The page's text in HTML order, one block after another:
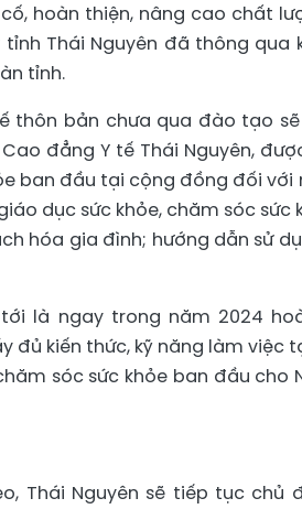
hoàn thiện, nâng cao chất
Thái Nguyên đã thông qua
tỉnh.
thôn bản chưa qua đào tạo
đẳng Y tế Thái Nguyên,
ban đầu tại cộng đồng đối với
dục sức khỏe, chăm sóc sức
hóa gia đình; hướng dẫn sử
là ngay trong năm 2024
đủ kiến thức, kỹ năng làm việc
sóc sức khỏe ban đầu cho
Thái Nguyên sẽ tiếp tục chủ